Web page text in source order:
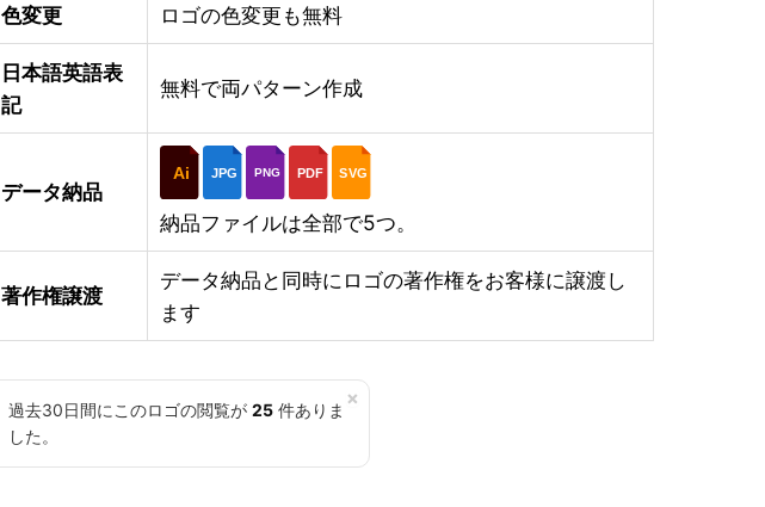
色変更 ロゴの色変更も無料
日本語英語表
記
無料で両パターン作成
データ納品
Ai JPG PNG PDF SVG
納品ファイルは全部で5つ。
著作権譲渡
データ納品と同時にロゴの著作権をお客様に譲渡し
ます
×
過去30日間にこのロゴの閲覧が 25 件ありま
した。